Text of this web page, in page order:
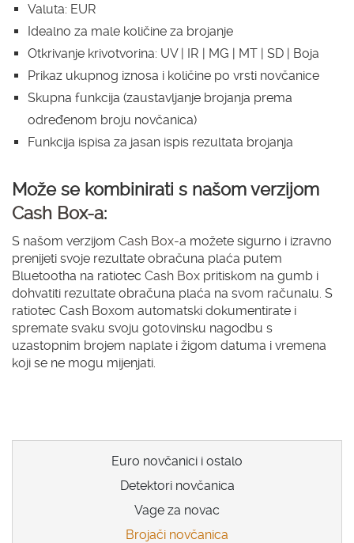
Valuta: EUR
Idealno za male količine za brojanje
Otkrivanje krivotvorina: UV | IR | MG | MT | SD | Boja
Prikaz ukupnog iznosa i količine po vrsti novčanice
Skupna funkcija (zaustavljanje brojanja prema
određenom broju novčanica)
Funkcija ispisa za jasan ispis rezultata brojanja
Može se kombinirati s našom verzijom
Cash Box-a:
S našom verzijom Cash Box-a možete sigurno i izravno
prenijeti svoje rezultate obračuna plaća putem
Bluetootha na ratiotec Cash Box pritiskom na gumb i
dohvatiti rezultate obračuna plaća na svom računalu. S
ratiotec Cash Boxom automatski dokumentirate i
spremate svaku svoju gotovinsku nagodbu s
uzastopnim brojem naplate i žigom datuma i vremena
koji se ne mogu mijenjati.
Euro novčanici i ostalo
Detektori novčanica
Vage za novac
Brojači novčanica